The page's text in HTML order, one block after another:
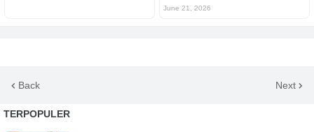
June 21, 2026
Back Next
TERPOPULER